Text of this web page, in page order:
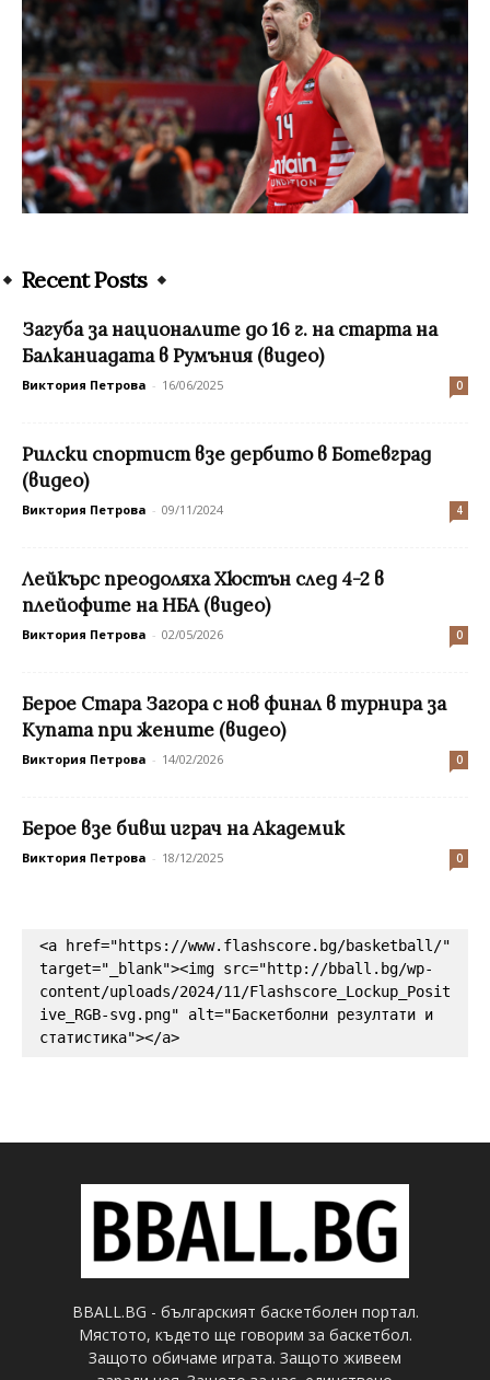
Recent Posts
Загуба за националите до 16 г. на старта на
Балканиадата в Румъния (видео)
Виктория Петрова - 16/06/2025 0
Рилски спортист взе дербито в Ботевград
(видео)
Виктория Петрова - 09/11/2024 4
Лейкърс преодоляха Хюстън след 4-2 в
плейофите на НБА (видео)
Виктория Петрова - 02/05/2026 0
Берое Стара Загора с нов финал в турнира за
Купата при жените (видео)
Виктория Петрова - 14/02/2026 0
Берое взе бивш играч на Академик
Виктория Петрова - 18/12/2025 0
<a href="https://www.flashscore.bg/basketball/"
target="_blank"><img src="http://bball.bg/wp-
content/uploads/2024/11/Flashscore_Lockup_Posit
ive_RGB-svg.png" alt="Баскетболни резултати и
статистика"></a>
BBALL.BG - българският баскетболен портал.
Мястото, където ще говорим за баскетбол.
Защото обичаме играта. Защото живеем